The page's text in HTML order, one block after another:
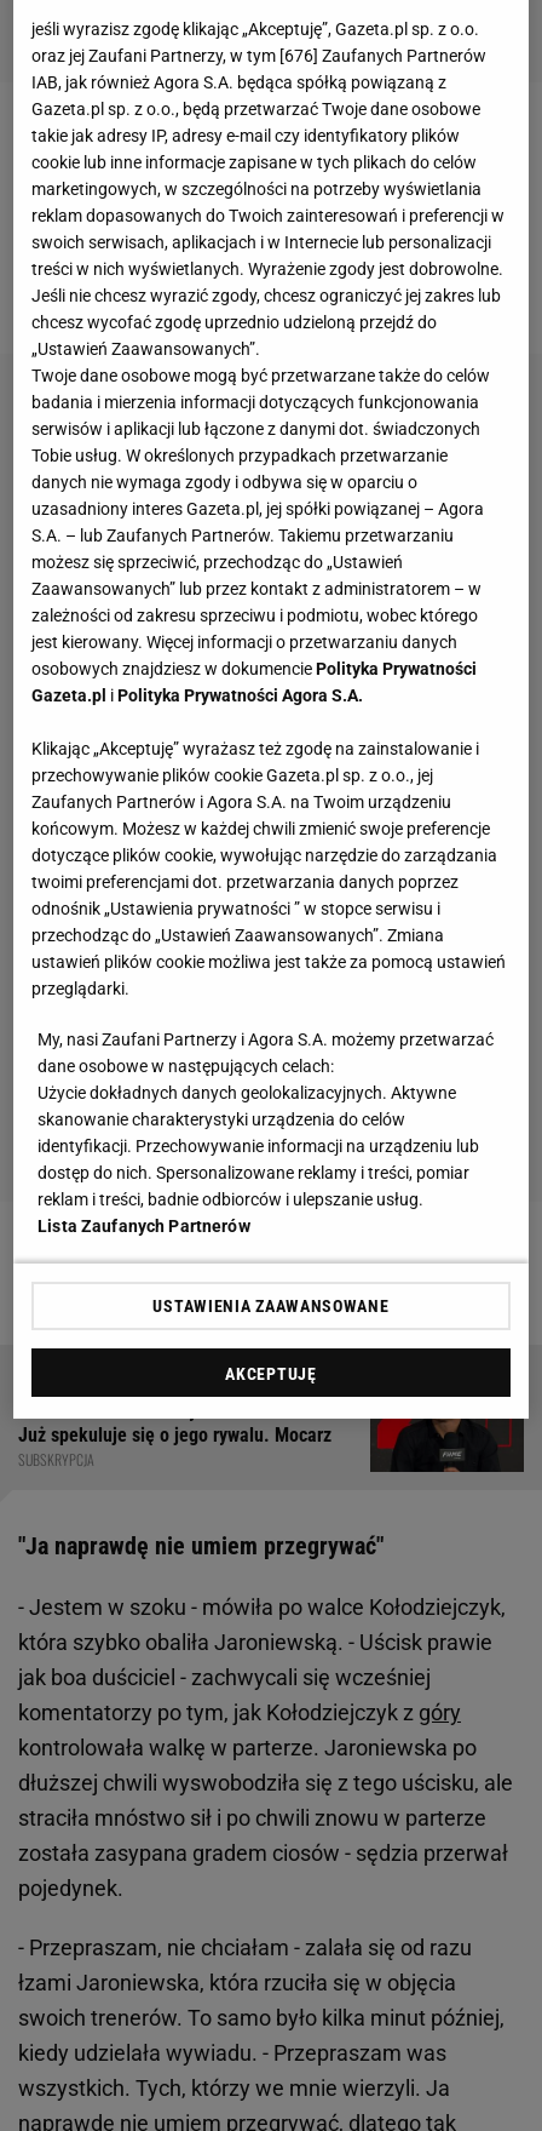
Dwie minuty i 46 sekund. Tyle trwał pierwszy
pojedynek na gali FameMMA17. Pierwszy i jedyny
pojedynek kobiet tego wieczora. Do oktagonu
weszły Wiktoria "Viki" Jaroniewska, która wygrała
dwie pierwsze swoje walki i debiutantka - Klaudia
"Sheeya" Kołodziejczyk.
Zobacz wideoW Fame MMA nie zawsze zwycięża
faworyt. Wojtek Gola: Tutaj nie wiesz, co się wydarzy
Już spekuluje się o jego rywalu. Mocarz
SUBSKRYPCJA
"Ja naprawdę nie umiem przegrywać"
- Jestem w szoku - mówiła po walce Kołodziejczyk,
która szybko obaliła Jaroniewską. - Uścisk prawie
jak boa duściciel - zachwycali się wcześniej
komentatorzy po tym, jak Kołodziejczyk z góry
kontrolowała walkę w parterze. Jaroniewska po
dłuższej chwili wyswobodziła się z tego uścisku, ale
straciła mnóstwo sił i po chwili znowu w parterze
została zasypana gradem ciosów - sędzia przerwał
pojedynek.
- Przepraszam, nie chciałam - zalała się od razu
łzami Jaroniewska, która rzuciła się w objęcia
swoich trenerów. To samo było kilka minut później,
kiedy udzielała wywiadu. - Przepraszam was
wszystkich. Tych, którzy we mnie wierzyli. Ja
naprawdę nie umiem przegrywać, dlatego tak
jeśli wyrazisz zgodę klikając „Akceptuję”, Gazeta.pl sp. z o.o.
oraz jej Zaufani Partnerzy, w tym [676] Zaufanych Partnerów
IAB, jak również Agora S.A. będąca spółką powiązaną z
Gazeta.pl sp. z o.o., będą przetwarzać Twoje dane osobowe
takie jak adresy IP, adresy e-mail czy identyfikatory plików
cookie lub inne informacje zapisane w tych plikach do celów
marketingowych, w szczególności na potrzeby wyświetlania
reklam dopasowanych do Twoich zainteresowań i preferencji w
swoich serwisach, aplikacjach i w Internecie lub personalizacji
treści w nich wyświetlanych. Wyrażenie zgody jest dobrowolne.
Jeśli nie chcesz wyrazić zgody, chcesz ograniczyć jej zakres lub
chcesz wycofać zgodę uprzednio udzieloną przejdź do
„Ustawień Zaawansowanych”.
Twoje dane osobowe mogą być przetwarzane także do celów
badania i mierzenia informacji dotyczących funkcjonowania
serwisów i aplikacji lub łączone z danymi dot. świadczonych
Tobie usług. W określonych przypadkach przetwarzanie
danych nie wymaga zgody i odbywa się w oparciu o
uzasadniony interes Gazeta.pl, jej spółki powiązanej – Agora
S.A. – lub Zaufanych Partnerów. Takiemu przetwarzaniu
możesz się sprzeciwić, przechodząc do „Ustawień
Zaawansowanych” lub przez kontakt z administratorem – w
zależności od zakresu sprzeciwu i podmiotu, wobec którego
jest kierowany. Więcej informacji o przetwarzaniu danych
osobowych znajdziesz w dokumenciePolityka Prywatności
Gazeta.pl iPolityka Prywatności Agora S.A.
Klikając „Akceptuję” wyrażasz też zgodę na zainstalowanie i
przechowywanie plików cookie Gazeta.pl sp. z o.o., jej
Zaufanych Partnerów i Agora S.A. na Twoim urządzeniu
końcowym. Możesz w każdej chwili zmienić swoje preferencje
dotyczące plików cookie, wywołując narzędzie do zarządzania
twoimi preferencjami dot. przetwarzania danych poprzez
odnośnik „Ustawienia prywatności ” w stopce serwisu i
przechodząc do „Ustawień Zaawansowanych”. Zmiana
ustawień plików cookie możliwa jest także za pomocą ustawień
przeglądarki.
My, nasi Zaufani Partnerzy i Agora S.A. możemy przetwarzać
dane osobowe w następujących celach:
Użycie dokładnych danych geolokalizacyjnych. Aktywne
skanowanie charakterystyki urządzenia do celów
identyfikacji. Przechowywanie informacji na urządzeniu lub
dostęp do nich. Spersonalizowane reklamy i treści, pomiar
reklam i treści, badnie odbiorców i ulepszanie usług.
Lista Zaufanych Partnerów
USTAWIENIA ZAAWANSOWANE
AKCEPTUJĘ